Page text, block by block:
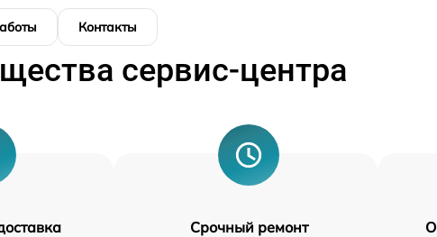
Контакты
сервис-центра
Срочный ремонт